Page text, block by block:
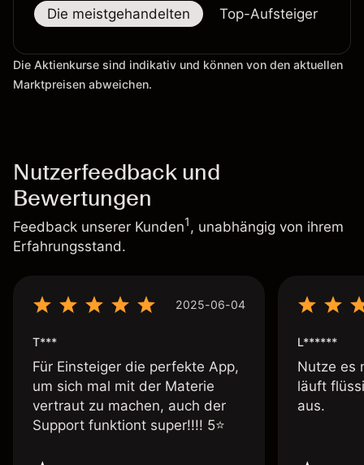
Die meistgehandelten Top-Aufsteiger
Die Aktienkurse sind indikativ und können von den aktuellen
Marktpreisen abweichen.
Nutzerfeedback und
Bewertungen
Feedback unserer Kunden1, unabhängig von ihrem
Erfahrungsstand.
2025-06-04
T***
Für Einsteiger die perfekte App,
um sich mal mit der Materie
vertraut zu machen, auch der
Support funktiont super!!!! 5⭐️
L******
Nutze es
läuft
aus.